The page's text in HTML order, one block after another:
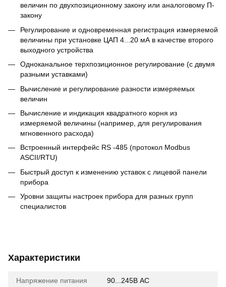
величин по двухпозиционному закону или аналоговому П-
закону
Регулирование и одновременная регистрация измеряемой
величины при установке ЦАП 4...20 мА в качестве второго
выходного устройства
Одноканальное терхпозиционное регулирование (с двумя
разными уставками)
Вычисление и регулирование разности измеряемых
величин
Вычисление и индикация квадратного корня из
измеряемой величины (например, для регулирования
мгновенного расхода)
Встроенный интерфейс RS -485 (протокол Modbus
ASCII/RTU)
Быстрый доступ к изменению уставок с лицевой панели
прибора
Уровни защиты настроек прибора для разных групп
специалистов
Характеристики
Напряжение питания 90...245В AC